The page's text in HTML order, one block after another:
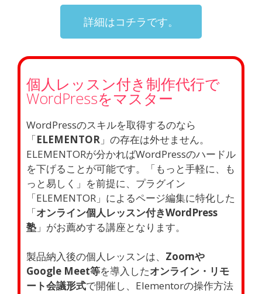
詳細はコチラです。
個人レッスン付き制作代行で
WordPressをマスター
WordPressのスキルを取得するのなら
「ELEMENTOR 」の存在は外せません。
ELEMENTORが分かればWordPressのハードル
を下げることが可能です。「もっと手軽に、も
っと易しく」を前提に、プラグイン
「ELEMENTOR」によるページ編集に特化した
「オンライン個人レッスン付きWordPress
塾 」がお薦めする講座となります。
製品納入後の個人レッスンは、 Zoomや
Google Meet等を導入したオンライン・リモ
ート会議形式で開催し、Elementorの操作方法